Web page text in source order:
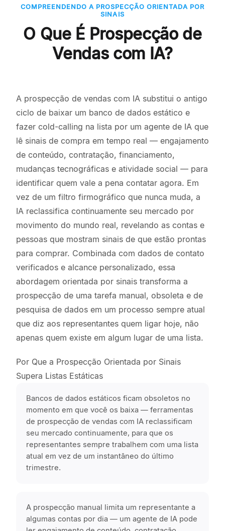
COMPREENDENDO A PROSPECÇÃO ORIENTADA POR
SINAIS
O Que É Prospecção de
Vendas com IA?
A prospecção de vendas com IA substitui o antigo
ciclo de baixar um banco de dados estático e
fazer cold-calling na lista por um agente de IA que
lê sinais de compra em tempo real — engajamento
de conteúdo, contratação, financiamento,
mudanças tecnográficas e atividade social — para
identificar quem vale a pena contatar agora. Em
vez de um filtro firmográfico que nunca muda, a
IA reclassifica continuamente seu mercado por
movimento do mundo real, revelando as contas e
pessoas que mostram sinais de que estão prontas
para comprar. Combinada com dados de contato
verificados e alcance personalizado, essa
abordagem orientada por sinais transforma a
prospecção de uma tarefa manual, obsoleta e de
pesquisa de dados em um processo sempre atual
que diz aos representantes quem ligar hoje, não
apenas quem existe em algum lugar de uma lista.
Por Que a Prospecção Orientada por Sinais
Supera Listas Estáticas
Bancos de dados estáticos ficam obsoletos no
momento em que você os baixa — ferramentas
de prospecção de vendas com IA reclassificam
seu mercado continuamente, para que os
representantes sempre trabalhem com uma lista
atual em vez de um instantâneo do último
trimestre.
A prospecção manual limita um representante a
algumas contas por dia — um agente de IA pode